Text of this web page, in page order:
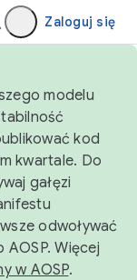
Zaloguj się
modelu
kod
kwartale. Do
gałęzi
odwoływać
AOSP. Więcej
w AOSP.